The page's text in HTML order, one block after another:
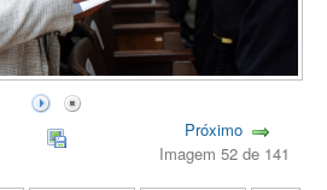
Próximo
Imagem 52 de 141